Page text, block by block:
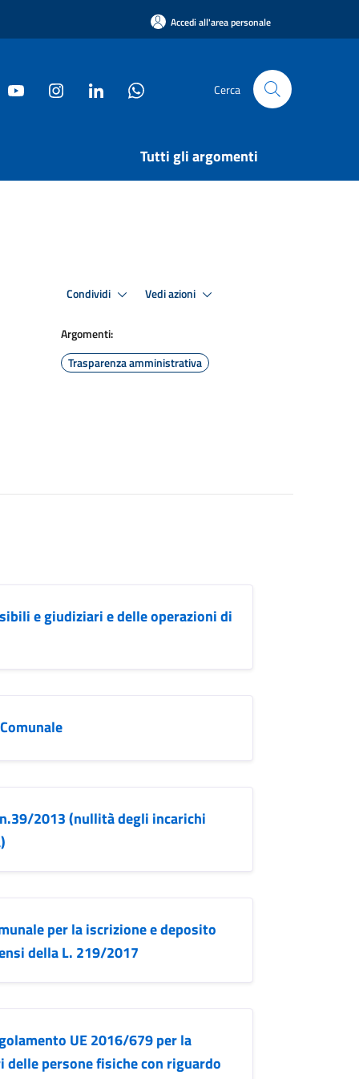
Accedi all'area personale
Cerca
Tutti gli argomenti
Condividi Vedi azioni
Argomenti:
Trasparenza amministrativa
e giudiziari e delle operazioni di
2013 (nullità degli incarichi
per la iscrizione e deposito
della L. 219/2017
UE 2016/679 per la
persone fisiche con riguardo